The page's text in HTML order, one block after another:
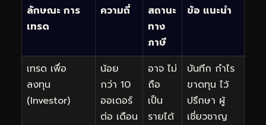
ลักษณะ การ
เทรด
ความถี่
สถานะ
ทาง
ภาษี
ข้อ แนะนำ
เทรด เพื่อ
ลงทุน
(Investor)
น้อย
กว่า 10
ออเดอร์
ต่อ เดือน
อาจ ไม่
ถือ
เป็น
รายได้
บันทึก กำไร
ขาดทุน ไว้
ปรึกษา ผู้
เชี่ยวชาญ